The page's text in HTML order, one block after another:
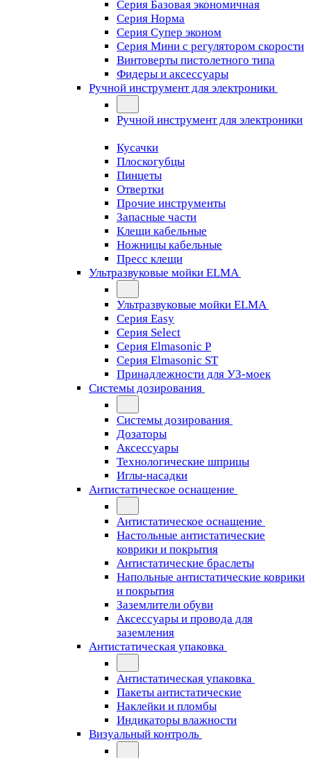
Серия Базовая экономичная
Серия Норма
Серия Cупер эконом
Серия Мини с регулятором скорости
Винтоверты пистолетного типа
Фидеры и аксессуары
Ручной инструмент для электроники
Ручной инструмент для электроники
Кусачки
Плоскогубцы
Пинцеты
Отвертки
Прочие инструменты
Запасные части
Клещи кабельные
Ножницы кабельные
Пресс клещи
Ультразвуковые мойки ELMA
Ультразвуковые мойки ELMA
Серия Easy
Серия Select
Серия Elmasonic P
Серия Elmasonic ST
Принадлежности для УЗ-моек
Системы дозирования
Системы дозирования
Дозаторы
Аксессуары
Технологические шприцы
Иглы-насадки
Антистатическое оснащение
Антистатическое оснащение
Настольные антистатические
коврики и покрытия
Антистатические браслеты
Напольные антистатические коврики
и покрытия
Заземлители обуви
Аксессуары и провода для
заземления
Антистатическая упаковка
Антистатическая упаковка
Пакеты антистатические
Наклейки и пломбы
Индикаторы влажности
Визуальный контроль